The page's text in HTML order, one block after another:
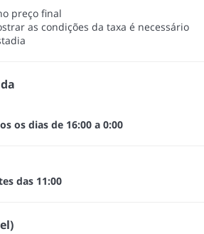
preço final
as condições da taxa é necessário
os dias de 16:00 a 0:00
das 11:00